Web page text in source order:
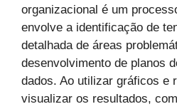
organizacional é um
envolve a identificação de
detalhada de áreas
desenvolvimento de planos
dados. Ao utilizar gráficos e
visualizar os resultados,